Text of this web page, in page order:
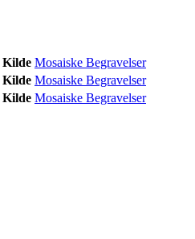
Kilde Mosaiske Begravelser
Kilde Mosaiske Begravelser
Kilde Mosaiske Begravelser